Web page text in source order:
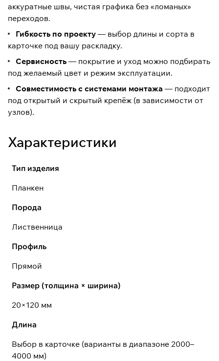
аккуратные швы, чистая графика без «ломаных»
переходов.
Гибкость по проекту — выбор длины и сорта в
карточке под вашу раскладку.
Сервисность — покрытие и уход можно подбирать
под желаемый цвет и режим эксплуатации.
Совместимость с системами монтажа — подходит
под открытый и скрытый крепёж (в зависимости от
узлов).
Характеристики
Тип изделия
Планкен
Порода
Лиственница
Профиль
Прямой
Размер (толщина × ширина)
20×120 мм
Длина
Выбор в карточке (варианты в диапазоне 2000–
4000 мм)